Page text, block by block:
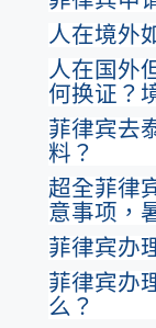
人在境外
人在国外
何换证？
菲律宾去
料？
超全菲律
意事项，
菲律宾办
菲律宾办
么？